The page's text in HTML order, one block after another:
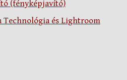
(fényképjavító)
Technológia és Lightroom